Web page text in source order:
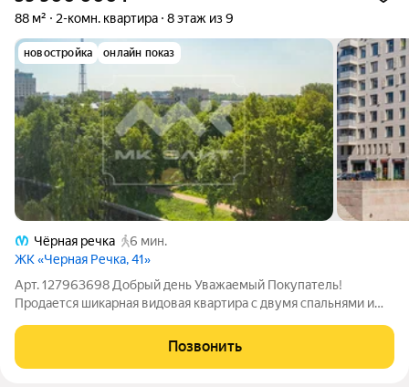
88 м² 2-комн. квартира 8 этаж из 9
новостройка онлайн показ
Чёрная речка
6 мин.
ЖК «Черная Речка, 41»
Арт. 127963698 Добрый день Уважаемый Покупатель!
Продается шикарная видовая квартира с двумя спальнями и
историей и Видовыми характеристиками. Из квартиры
открывается Величественный вид на
Позвонить